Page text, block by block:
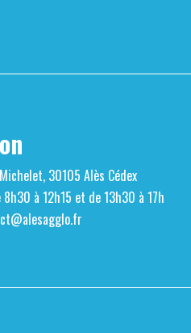
30105 Alès Cédex
à 12h15 et de 13h30 à 17h